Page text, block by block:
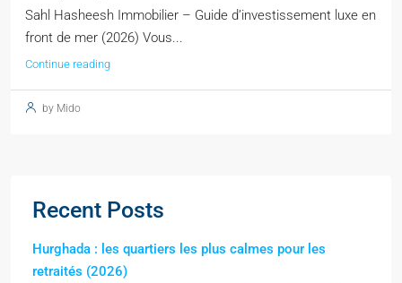
Sahl Hasheesh Immobilier – Guide d’investissement luxe en
front de mer (2026) Vous...
Continue reading
by Mido
Recent Posts
Hurghada : les quartiers les plus calmes pour les
retraités (2026)